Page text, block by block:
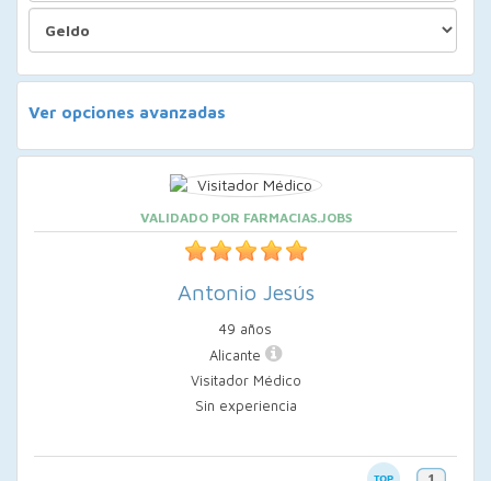
Ver opciones avanzadas
VALIDADO POR FARMACIAS.JOBS
Antonio Jesús
49 años
Alicante
Visitador Médico
Sin experiencia